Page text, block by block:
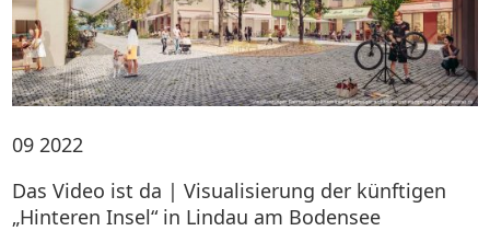
09 2022
Das Video ist da | Visualisierung der künftigen
„Hinteren Insel“ in Lindau am Bodensee